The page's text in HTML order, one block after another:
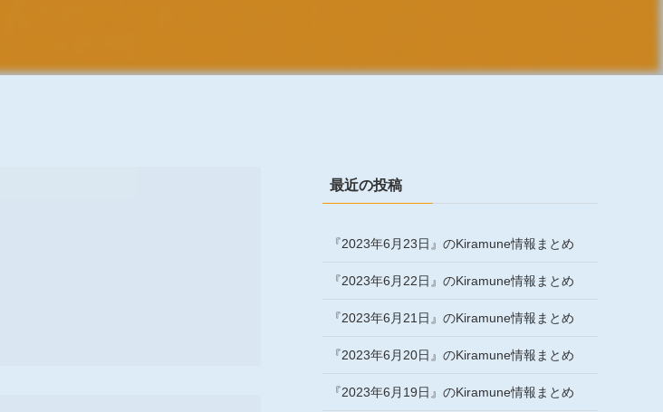
最近の投稿
『2023年6月23日』のKiramune情報まとめ
『2023年6月22日』のKiramune情報まとめ
『2023年6月21日』のKiramune情報まとめ
『2023年6月20日』のKiramune情報まとめ
『2023年6月19日』のKiramune情報まとめ